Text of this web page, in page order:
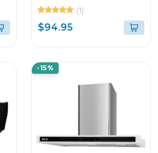
compatto(1)
$94.95
-15%